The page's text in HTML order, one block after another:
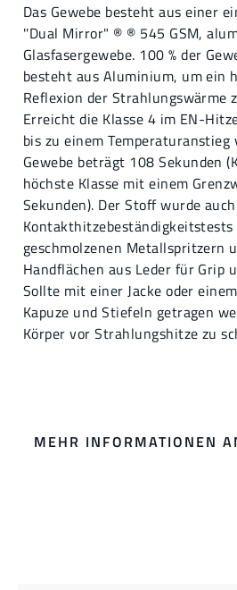
Das Gewebe besteht aus einer
''Dual Mirror" ® ® 545 GSM,
Glasfasergewebe. 100 % der
besteht aus Aluminium, um ein
Reflexion der Strahlungswärme
Erreicht die Klasse 4 im EN-
bis zu einem
Gewebe beträgt 108 Sekunden
höchste Klasse mit einem
Sekunden). Der Stoff wurde
Kontakthitzebeständigkeitstests
geschmolzenen Metallspritzern
Handflächen aus Leder für Grip
Sollte mit einer Jacke oder
Kapuze und Stiefeln getragen
Körper vor Strahlungshitze zu
MEHR INFORMATIONEN